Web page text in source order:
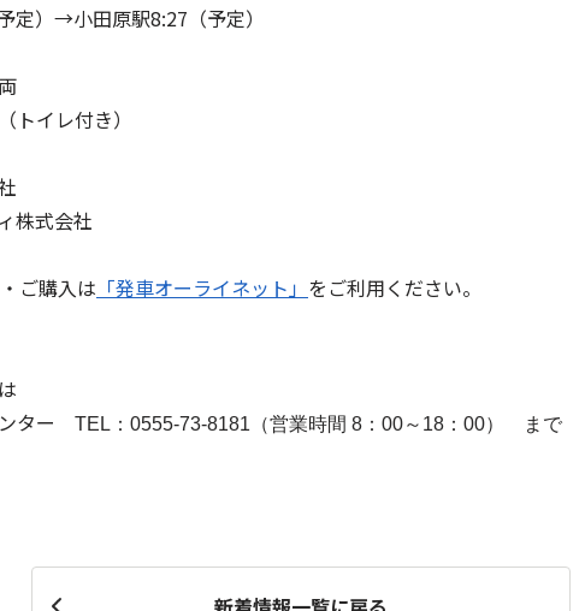
）→小田原駅8:27（予定）
イレ付き）
株式会社
ご購入は 「発車オーライネット」 をご利用ください。
ター
TEL：0555-73-8181（営業時間 8：00～18：00） まで